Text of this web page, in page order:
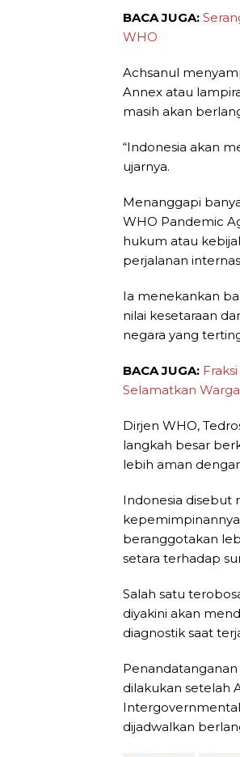
BACA JUGA:
WHO
Achsanul
Annex atau
masih akan
“Indonesia akan
ujarnya.
Menanggapi
WHO Pandemic
hukum atau
perjalanan
Ia menekankan
nilai kesetaraan
negara yang
BACA JUGA:
Selamatkan
Dirjen WHO,
langkah besar
lebih aman
Indonesia disebut
beranggotakan
setara terhadap
Salah satu
diyakini akan
diagnostik saat
dilakukan setelah
dijadwalkan